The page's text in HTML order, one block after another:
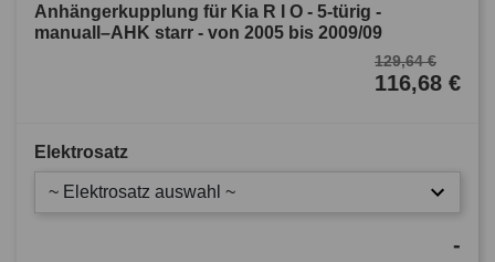
Anhängerkupplung für Kia R I O - 5-türig -
manuall–AHK starr - von 2005 bis 2009/09
129,64 €
116,68 €
Elektrosatz
~ Elektrosatz auswahl ~
-